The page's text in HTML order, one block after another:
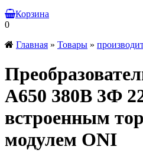
Корзина
0
Главная » Товары »
A650 380В 3Ф
встроенным
модулем ONI